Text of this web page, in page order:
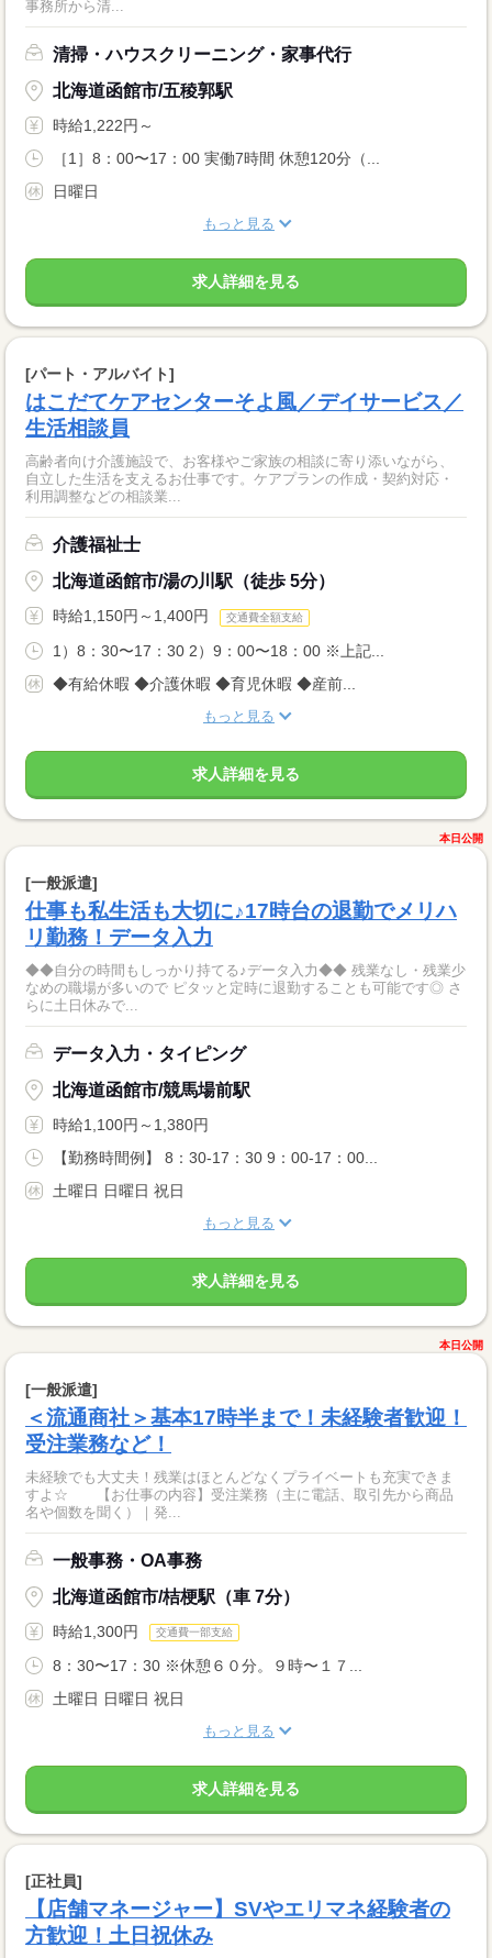
事務所から清...
清掃・ハウスクリーニング・家事代行
北海道函館市/五稜郭駅
時給1,222円～
［1］8：00〜17：00 実働7時間 休憩120分（...
日曜日
もっと見る
求人詳細を見る
[パート・アルバイト]
はこだてケアセンターそよ風／デイサービス／
生活相談員
高齢者向け介護施設で、お客様やご家族の相談に寄り添いながら、
自立した生活を支えるお仕事です。ケアプランの作成・契約対応・
利用調整などの相談業...
介護福祉士
北海道函館市/湯の川駅（徒歩 5分）
時給1,150円～1,400円 交通費全額支給
1）8：30〜17：30 2）9：00〜18：00 ※上記...
◆有給休暇 ◆介護休暇 ◆育児休暇 ◆産前...
もっと見る
求人詳細を見る
本日公開
[一般派遣]
仕事も私生活も大切に♪17時台の退勤でメリハ
リ勤務！データ入力
◆◆自分の時間もしっかり持てる♪データ入力◆◆ 残業なし・残業少
なめの職場が多いので ピタッと定時に退勤することも可能です◎ さ
らに土日休みで...
データ入力・タイピング
北海道函館市/競馬場前駅
時給1,100円～1,380円
【勤務時間例】 8：30-17：30 9：00-17：00...
土曜日 日曜日 祝日
もっと見る
求人詳細を見る
本日公開
[一般派遣]
＜流通商社＞基本17時半まで！未経験者歓迎！
受注業務など！
未経験でも大丈夫！残業はほとんどなくプライベートも充実できま
すよ☆ 【お仕事の内容】受注業務（主に電話、取引先から商品
名や個数を聞く）｜発...
一般事務・OA事務
北海道函館市/桔梗駅（車 7分）
時給1,300円 交通費一部支給
8：30〜17：30 ※休憩６０分。９時〜１７...
土曜日 日曜日 祝日
もっと見る
求人詳細を見る
[正社員]
【店舗マネージャー】SVやエリマネ経験者の
方歓迎！土日祝休み